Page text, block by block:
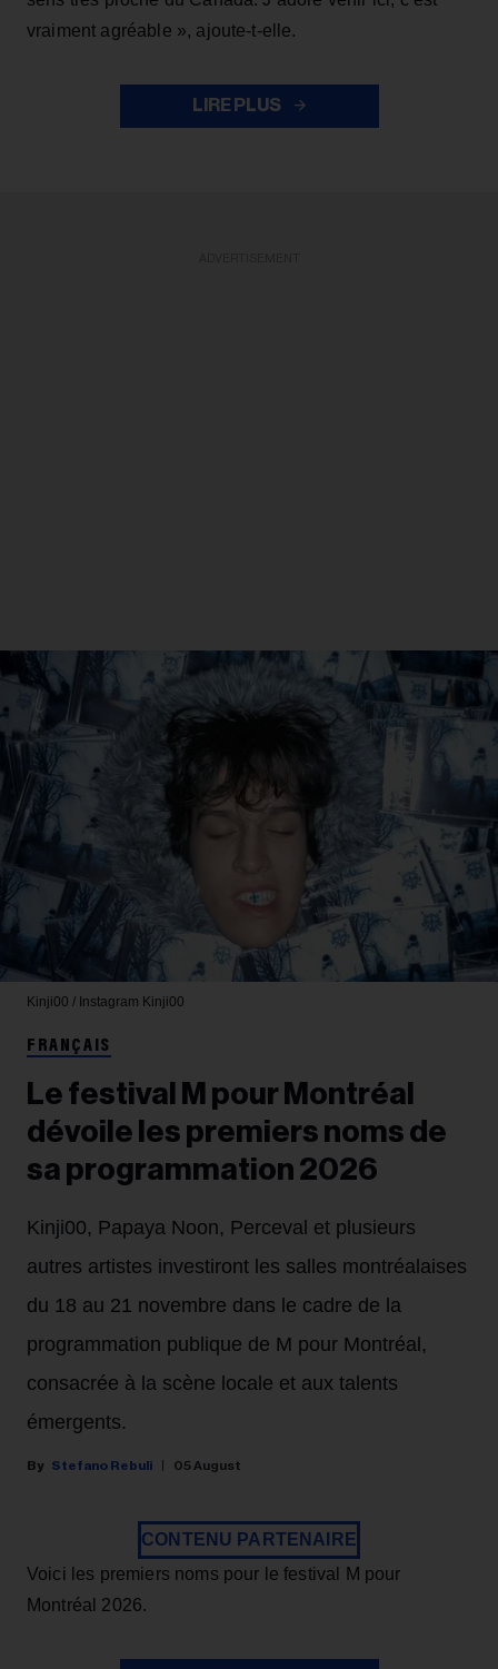
vraiment agréable », ajoute-t-elle.
LIRE PLUS
Kinji00 / Instagram Kinji00
FRANÇAIS
Le festival M pour Montréal
dévoile les premiers noms de
sa programmation 2026
Kinji00, Papaya Noon, Perceval et plusieurs
autres artistes investiront les salles montréalaises
du 18 au 21 novembre dans le cadre de la
programmation publique de M pour Montréal,
consacrée à la scène locale et aux talents
émergents.
Stefano Rebuli 05 August
CONTENU PARTENAIRE
Voici les premiers noms pour le festival M pour
Montréal 2026.